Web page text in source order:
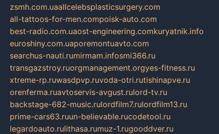
zsmh.com.uaallcelebsplasticsurgery.com
all-tattoos-for-men.compoisk-auto.com
best-radio.com.uaost-engineering.comkuryatnik.info
euroshiny.com.uaporemontuavto.com
searchus-nauti.rumirmam.infosmi366.ru
transgazstroy.ruorgmanagement.orgyes-fitness.ru
xtreme-rp.ruwasdpvp.ruvoda-otri.rutishinapve.ru
orenferma.ruavtoservis-avgust.rulord-tv.ru
backstage-682-music.rulordfilm7.rulordfilm13.ru
prime-cars63.ruun-believable.rucodetool.ru
legardoauto.rulithasa.rumuz-1.rugooddver.ru